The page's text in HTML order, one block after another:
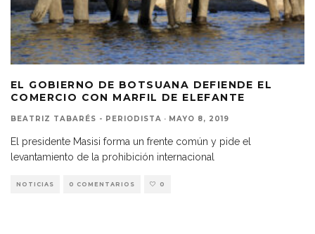
EL GOBIERNO DE BOTSUANA DEFIENDE EL
COMERCIO CON MARFIL DE ELEFANTE
BEATRIZ TABARÉS - PERIODISTA · MAYO 8, 2019
El presidente Masisi forma un frente común y pide el
levantamiento de la prohibición internacional
NOTICIAS 0 COMENTARIOS 0